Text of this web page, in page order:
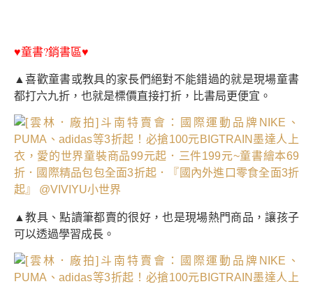
♥童書?銷書區♥
▲喜歡童書或教具的家長們絕對不能錯過的就是現場童書
都打六九折，也就是標價直接打折，比書局更便宜。
▲教具、點讀筆都賣的很好，也是現場熱門商品，讓孩子
可以透過學習成長。